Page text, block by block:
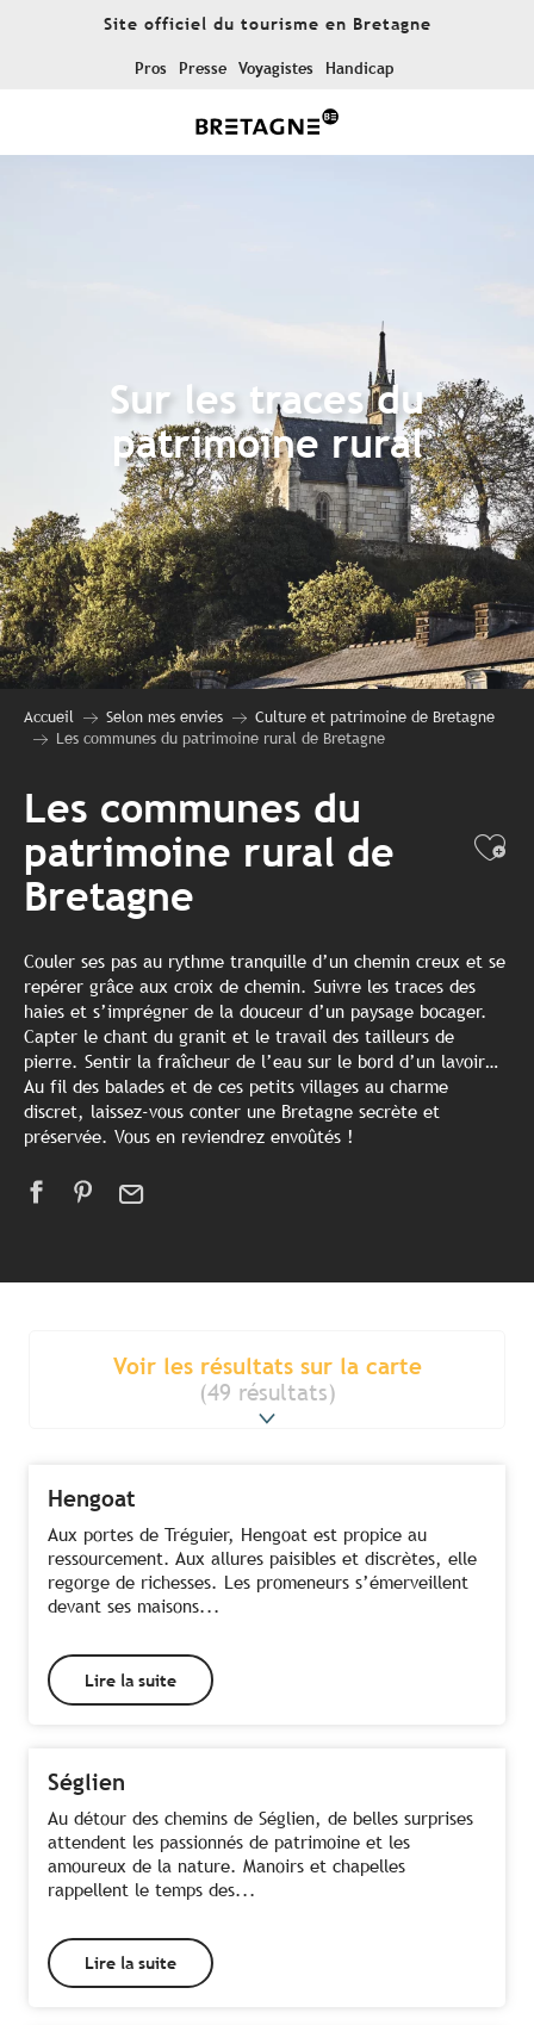
Site officiel du tourisme en Bretagne
Pros Presse Voyagistes Handicap
Sur les traces du
patrimoine rural
Accueil Selon mes envies
Culture et patrimoine de Bretagne
Les communes du patrimoine rural de Bretagne
Les communes du
patrimoine rural de
Bretagne
Couler ses pas au rythme tranquille d’un chemin creux et se
repérer grâce aux croix de chemin. Suivre les traces des
haies et s’imprégner de la douceur d’un paysage bocager.
Capter le chant du granit et le travail des tailleurs de
pierre. Sentir la fraîcheur de l’eau sur le bord d’un lavoir…
Au fil des balades et de ces petits villages au charme
discret, laissez-vous conter une Bretagne secrète et
préservée. Vous en reviendrez envoûtés !
Voir les résultats sur la carte
(49 résultats)
Hengoat
Aux portes de Tréguier, Hengoat est propice au
ressourcement. Aux allures paisibles et discrètes, elle
regorge de richesses. Les promeneurs s’émerveillent
devant ses maisons...
Lire la suite
Séglien
Au détour des chemins de Séglien, de belles surprises
attendent les passionnés de patrimoine et les
amoureux de la nature. Manoirs et chapelles
rappellent le temps des...
Lire la suite